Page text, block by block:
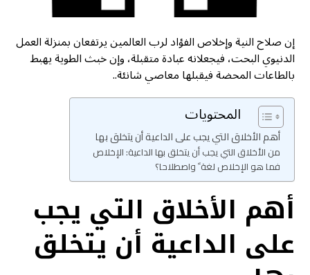
إن صلاح النية وإخلاص الفؤاد لرب العالمين يرتفعان بمنزلة العمل
الدنيوي البحت، فيجعلانه عبادة متقبلة، وإن خبث الطوية يهبط
بالطاعات المحضة فيقبلها معاصي شانئة..
المحتويات
أهم الأخلاق التي يجب على الداعية أن يتخلق بها
من الأخلاق التي يجب أن يتخلق بها الداعية: الإخلاص
فما هو الإخلاص لغة ً واصطلاحا؟
أهم الأخلاق التي يجب
على الداعية أن يتخلق